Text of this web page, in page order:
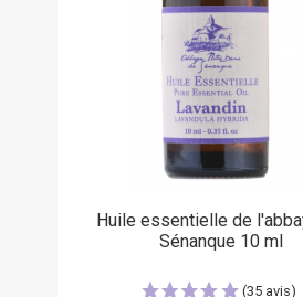
Huile essentielle de
Sénanque 10 ml